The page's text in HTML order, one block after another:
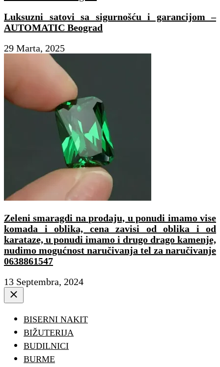
Luksuzni satovi sa sigurnošću i garancijom –
AUTOMATIC Beograd
29 Marta, 2025
Zeleni smaragdi na prodaju, u ponudi imamo vise
komada i oblika, cena zavisi od oblika i od
karataze, u ponudi imamo i drugo drago kamenje,
nudimo mogućnost naručivanja tel za naručivanje
0638861547
13 Septembra, 2024
Close
BISERNI NAKIT
BIŽUTERIJA
BUDILNICI
BURME